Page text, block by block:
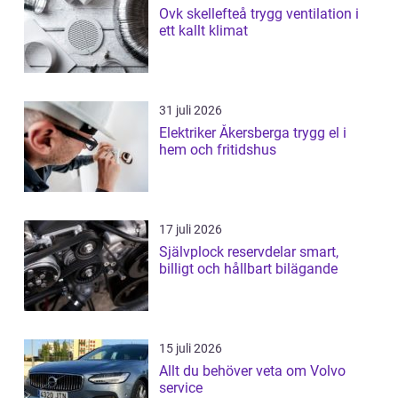
Ovk skellefteå trygg ventilation i
ett kallt klimat
31 juli 2026
Elektriker Åkersberga trygg el i
hem och fritidshus
17 juli 2026
Självplock reservdelar smart,
billigt och hållbart bilägande
15 juli 2026
Allt du behöver veta om Volvo
service